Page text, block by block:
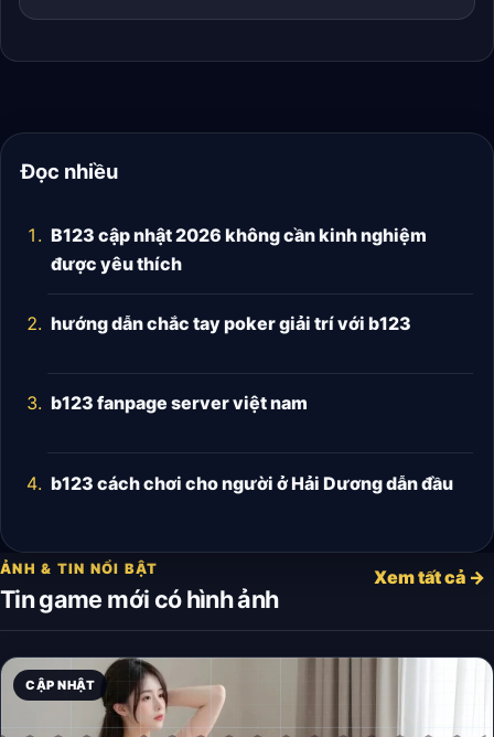
Đọc nhiều
B123 cập nhật 2026 không cần kinh nghiệm
được yêu thích
hướng dẫn chắc tay poker giải trí với b123
b123 fanpage server việt nam
b123 cách chơi cho người ở Hải Dương dẫn đầu
ẢNH & TIN NỔI BẬT
Tin game mới có hình ảnh
Xem tất cả →
CẬP NHẬT